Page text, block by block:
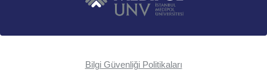
Bilgi Güvenliği Politikaları